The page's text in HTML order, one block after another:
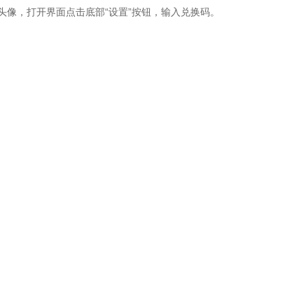
，打开界面点击底部“设置”按钮，输入兑换码。